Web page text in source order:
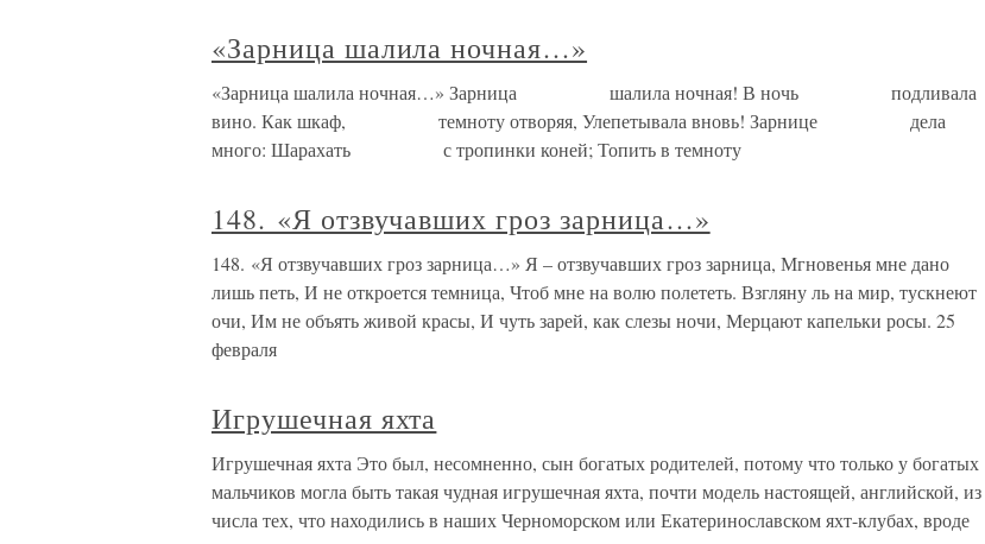
«Зарница шалила ночная…»
«Зарница шалила ночная…» Зарница шалила ночная! В ночь подливала
вино. Как шкаф, темноту отворяя, Улепетывала вновь! Зарнице дела
много: Шарахать с тропинки коней; Топить в темноту
148. «Я отзвучавших гроз зарница…»
148. «Я отзвучавших гроз зарница…» Я – отзвучавших гроз зарница, Мгновенья мне дано
лишь петь, И не откроется темница, Чтоб мне на волю полететь. Взгляну ль на мир, тускнеют
очи, Им не объять живой красы, И чуть зарей, как слезы ночи, Мерцают капельки росы. 25
февраля
Игрушечная яхта
Игрушечная яхта Это был, несомненно, сын богатых родителей, потому что только у богатых
мальчиков могла быть такая чудная игрушечная яхта, почти модель настоящей, английской, из
числа тех, что находились в наших Черноморском или Екатеринославском яхт-клубах, вроде